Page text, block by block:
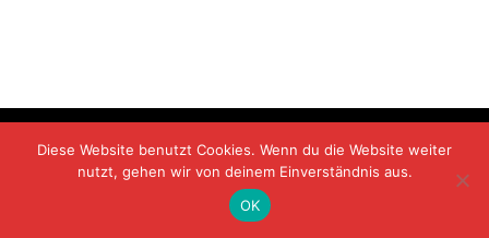
Freiwillige Feuerwehr Windeck Mit Stolz präsentiert von
WordPressundBam.
Diese Website benutzt Cookies. Wenn du die Website weiter
nutzt, gehen wir von deinem Einverständnis aus.
OK